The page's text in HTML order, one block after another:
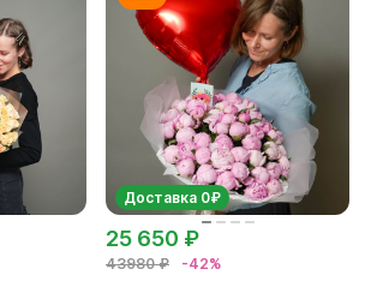
Доставка 0₽
43980 ₽ -42%
25 650 ₽